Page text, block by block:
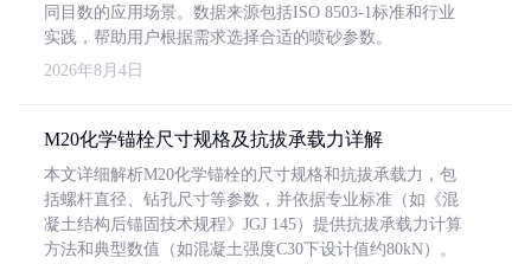
同目数的应用场景。数据来源包括ISO 8503-1标准和行业
实践，帮助用户根据需求选择合适的喷砂参数。
2026年8月4日
M20化学锚栓尺寸规格及抗拔承载力详解
本文详细解析M20化学锚栓的尺寸规格和抗拔承载力，包
括螺杆直径、钻孔尺寸等参数，并依据专业标准（如《混
凝土结构后锚固技术规程》JGJ 145）提供抗拔承载力计算
方法和典型数值（如混凝土强度C30下设计值约80kN）。